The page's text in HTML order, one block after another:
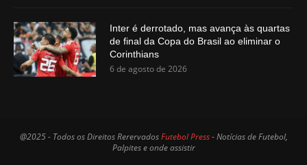
Inter é derrotado, mas avança às quartas
de final da Copa do Brasil ao eliminar o
Corinthians
6 de agosto de 2026
@2025 - Todos os Direitos RerervadosFutebol Press- Notícias de Futebol,
Palpites e onde assistir